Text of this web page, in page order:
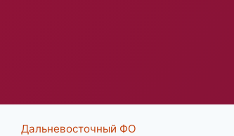
Дальневосточный ФО